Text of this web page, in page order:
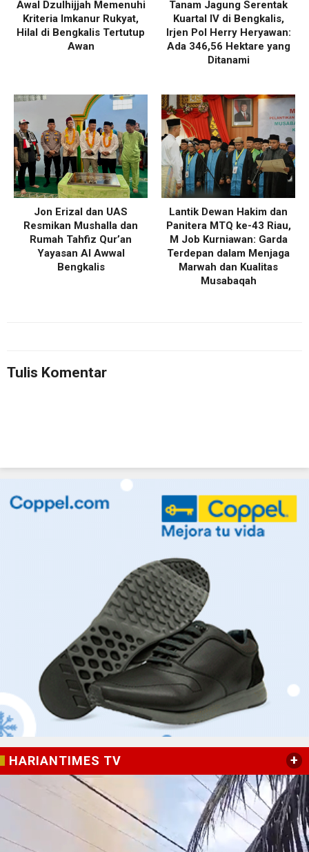
Awal Dzulhijjah Memenuhi
Kriteria Imkanur Rukyat,
Hilal di Bengkalis Tertutup
Awan
Tanam Jagung Serentak
Kuartal IV di Bengkalis,
Irjen Pol Herry Heryawan:
Ada 346,56 Hektare yang
Ditanami
Jon Erizal dan UAS
Resmikan Mushalla dan
Rumah Tahfiz Qur’an
Yayasan Al Awwal
Bengkalis
Lantik Dewan Hakim dan
Panitera MTQ ke-43 Riau,
M Job Kurniawan: Garda
Terdepan dalam Menjaga
Marwah dan Kualitas
Musabaqah
Tulis Komentar
HARIANTIMES TV +